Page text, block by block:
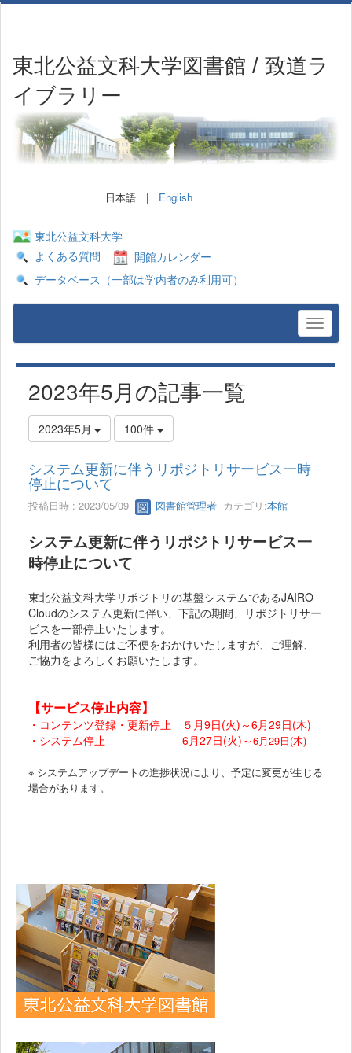
東北公益文科大学図書館 / 致道ラ
イブラリー
日本語 | English
東北公益文科大学
よくある質問
開館カレンダー
データベース（一部は学内者のみ利用可）
2023年5月の記事一覧
2023年5月 100件
システム更新に伴うリポジトリサービス一時
停止について
投稿日時 : 2023/05/09 図書館管理者 カテゴリ:本館
システム更新に伴うリポジトリサービス一
時停止について
東北公益文科大学リポジトリの基盤システムであるJAIRO
Cloudのシステム更新に伴い、下記の期間、リポジトリサー
ビスを一部停止いたします。
利用者の皆様にはご不便をおかけいたしますが、ご理解、
ご協力をよろしくお願いたします。
【サービス停止内容】
・コンテンツ登録・更新停止 ５月9日(火)～6月29日(木)
・システム停止 6月27日(火)～6月29日(木)
※ システムアップデートの進捗状況により、予定に変更が生じる
場合があります。